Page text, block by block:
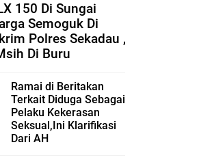
150 Di Sungai
Semoguk Di
Polres Sekadau ,
Di Buru
Ramai di Beritakan
Terkait Diduga Sebagai
Pelaku Kekerasan
Seksual,Ini Klarifikasi
Dari AH